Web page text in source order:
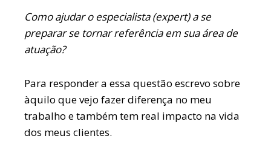
Como ajudar o especialista (expert) a se
preparar se tornar referência em sua área de
atuação?
Para responder a essa questão escrevo sobre
àquilo que vejo fazer diferença no meu
trabalho e também tem real impacto na vida
dos meus clientes.